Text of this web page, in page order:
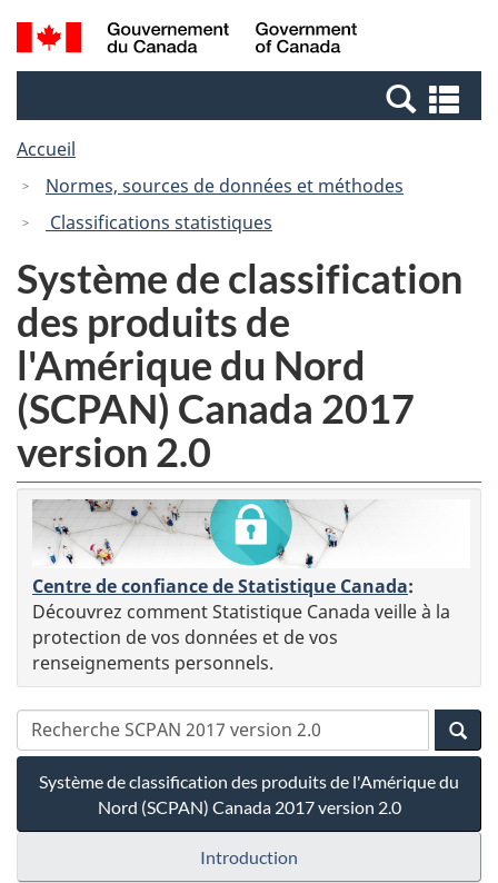
Passer
au
Passer
à
Canada
Recherche
et
et
Accueil
Normes, sources de données et méthodes
Classifications statistiques
Système de classification
des produits de
l'Amérique du Nord
(SCPAN) Canada 2017
version 2.0
Centre de confiance de Statistique Canada:
Découvrez comment Statistique Canada veille à la
protection de vos données et de vos
renseignements personnels.
Système de classification des produits de l'Amérique du
Nord (SCPAN) Canada 2017 version 2.0
Introduction